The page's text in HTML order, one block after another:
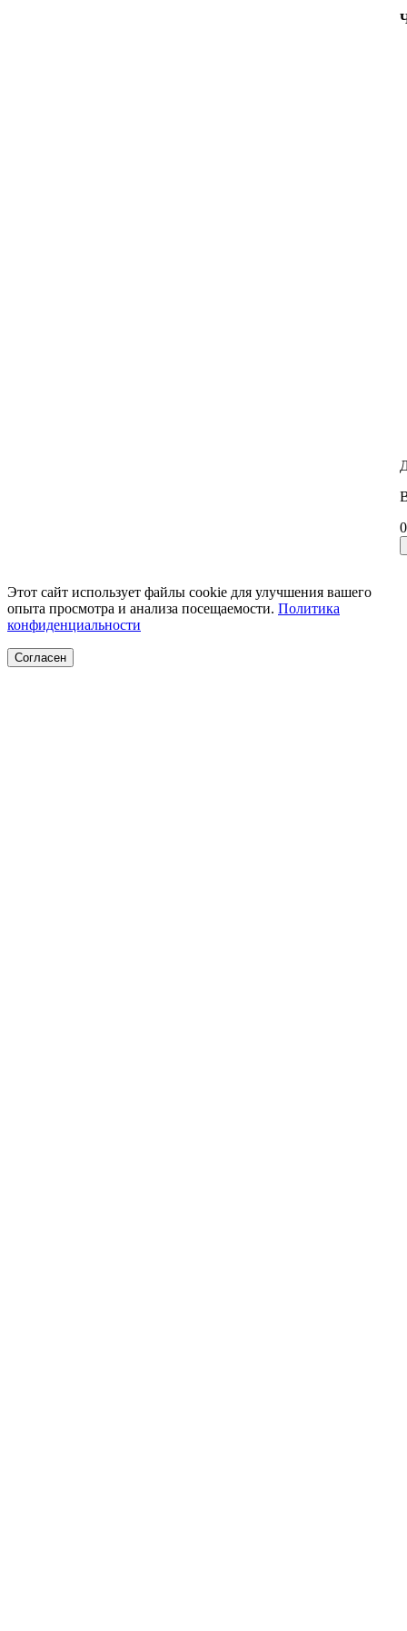
Этот сайт использует файлы cookie для улучшения вашего
опыта просмотра и анализа посещаемости. Политика
конфиденциальности
Согласен